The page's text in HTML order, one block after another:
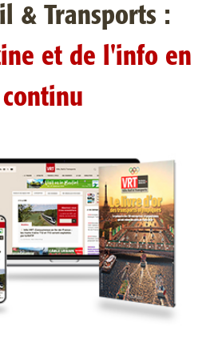
& Transports :
et de l'info en
continu